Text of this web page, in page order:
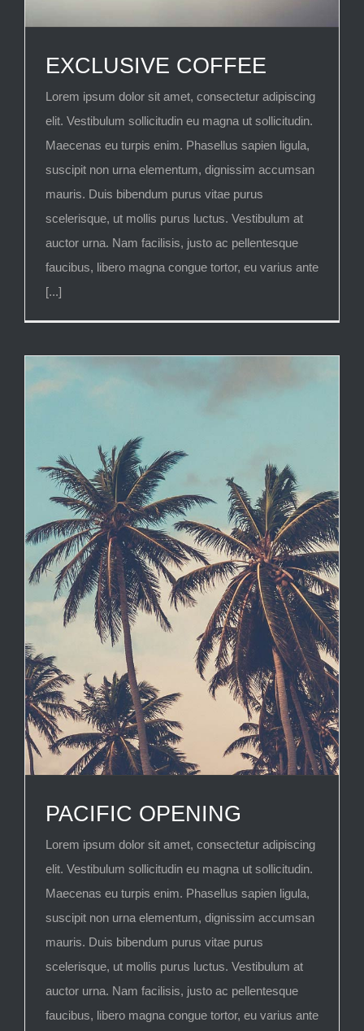
EXCLUSIVE COFFEE
Lorem ipsum dolor sit amet, consectetur adipiscing
elit. Vestibulum sollicitudin eu magna ut sollicitudin.
Maecenas eu turpis enim. Phasellus sapien ligula,
suscipit non urna elementum, dignissim accumsan
mauris. Duis bibendum purus vitae purus
scelerisque, ut mollis purus luctus. Vestibulum at
auctor urna. Nam facilisis, justo ac pellentesque
faucibus, libero magna congue tortor, eu varius ante
[...]
PACIFIC OPENING
Lorem ipsum dolor sit amet, consectetur adipiscing
elit. Vestibulum sollicitudin eu magna ut sollicitudin.
Maecenas eu turpis enim. Phasellus sapien ligula,
suscipit non urna elementum, dignissim accumsan
mauris. Duis bibendum purus vitae purus
scelerisque, ut mollis purus luctus. Vestibulum at
auctor urna. Nam facilisis, justo ac pellentesque
faucibus, libero magna congue tortor, eu varius ante